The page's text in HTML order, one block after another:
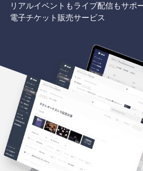
リアルイベントもライブ配信もサポ
電子チケット販売サービス